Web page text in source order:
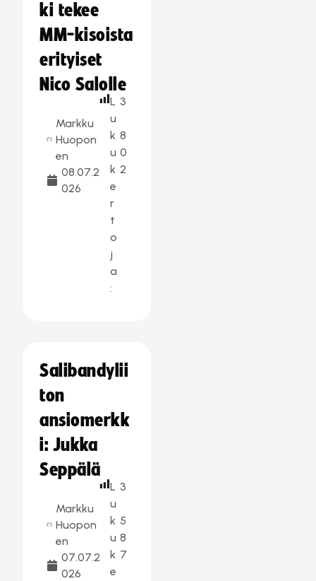
ki tekee
MM-kisoista
erityiset
Nico Salolle
Markku
Huopon
en
08.07.2
026
L
u
k
u
k
e
r
t
o
j
a
:
3
8
0
2
Salibandylii
ton
ansiomerkk
i: Jukka
Seppälä
Markku
Huopon
en
07.07.2
026
L
u
k
u
k
e
3
5
8
7